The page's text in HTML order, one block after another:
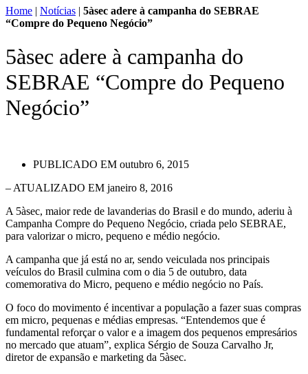
Home | Notícias | 5àsec adere à campanha do SEBRAE
“Compre do Pequeno Negócio”
5àsec adere à campanha do
SEBRAE “Compre do Pequeno
Negócio”
PUBLICADO EM outubro 6, 2015
– ATUALIZADO EM janeiro 8, 2016
A 5àsec, maior rede de lavanderias do Brasil e do mundo, aderiu à
Campanha Compre do Pequeno Negócio, criada pelo SEBRAE,
para valorizar o micro, pequeno e médio negócio.
A campanha que já está no ar, sendo veiculada nos principais
veículos do Brasil culmina com o dia 5 de outubro, data
comemorativa do Micro, pequeno e médio negócio no País.
O foco do movimento é incentivar a população a fazer suas compras
em micro, pequenas e médias empresas. “Entendemos que é
fundamental reforçar o valor e a imagem dos pequenos empresários
no mercado que atuam”, explica Sérgio de Souza Carvalho Jr,
diretor de expansão e marketing da 5àsec.